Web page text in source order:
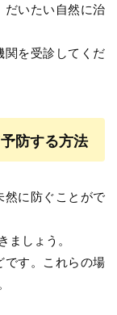
だいたい自然に治
関を受診してくだ
防する方法
然に防ぐことがで
しょう。
です。これらの場